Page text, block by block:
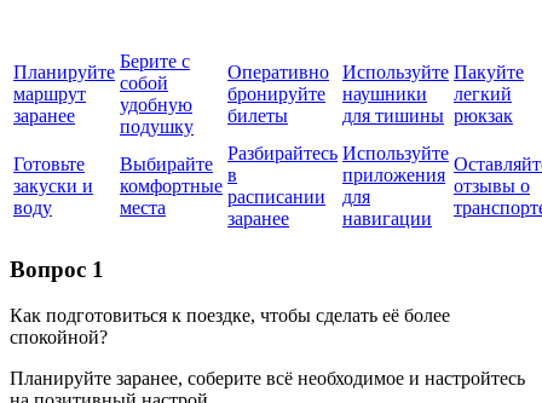
Планируйте
маршрут
заранее
Берите с
собой
удобную
подушку
Оперативно
бронируйте
билеты
Используйте
наушники
для тишины
Пакуйте
легкий
рюкзак
Готовьте
закуски и
воду
Выбирайте
комфортные
места
Разбирайтесь
в
расписании
заранее
Используйте
приложения
для
навигации
отзывы о
Вопрос 1
Как подготовиться к поездке, чтобы сделать её более
спокойной?
Планируйте заранее, соберите всё необходимое и настройтесь